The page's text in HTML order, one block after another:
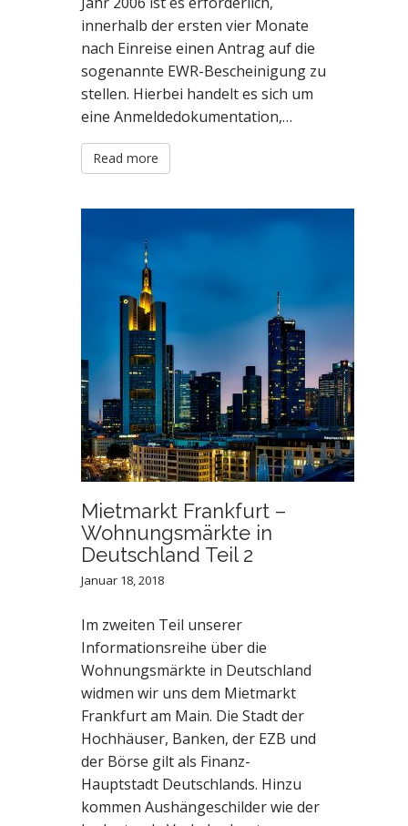
innerhalb der ersten vier Monate
nach Einreise einen Antrag auf die
sogenannte EWR-Bescheinigung zu
stellen. Hierbei handelt es sich um
eine Anmeldedokumentation,…
Read more
Mietmarkt Frankfurt –
Wohnungsmärkte in
Deutschland Teil 2
Januar 18, 2018
Im zweiten Teil unserer
Informationsreihe über die
Wohnungsmärkte in Deutschland
widmen wir uns dem Mietmarkt
Frankfurt am Main. Die Stadt der
Hochhäuser, Banken, der EZB und
der Börse gilt als Finanz-
Hauptstadt Deutschlands. Hinzu
kommen Aushängeschilder wie der